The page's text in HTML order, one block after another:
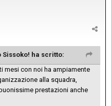
Sissoko! ha scritto:
mesi con noi ha ampiamente
alla squadra,
prestazioni anche